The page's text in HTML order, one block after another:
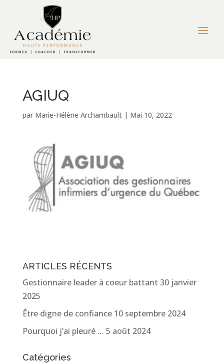
AGIUQ
par Marie-Hélène Archambault| Mai 10, 2022
ARTICLES RÉCENTS
Gestionnaire leader à coeur battant 30 janvier
2025
Être digne de confiance 10 septembre 2024
Pourquoi j’ai pleuré … 5 août 2024
Catégories